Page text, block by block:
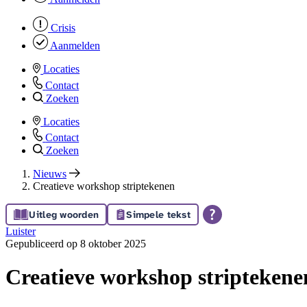
Crisis
Aanmelden
Locaties
Contact
Zoeken
Locaties
Contact
Zoeken
Nieuws
Creatieve workshop striptekenen
Uitleg woorden Simpele tekst
Luister
Gepubliceerd op 8 oktober 2025
Creatieve workshop